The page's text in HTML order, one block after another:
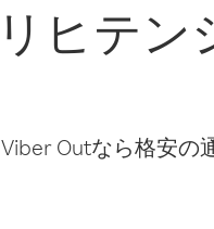
リヒテン
Viber Outなら格安の